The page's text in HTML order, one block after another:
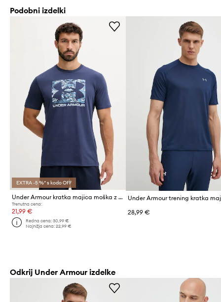
Podobni izdelki
EXTRA -5 %* s kodo OFF
Under Armour kratka majica moška z bombažem CAMO BOXED LOGO
Trenutna cena:
21,99 €
Redna cena:30,99 €
Najnižja cena:22,99 €
28,99 €
Odkrij Under Armour izdelke